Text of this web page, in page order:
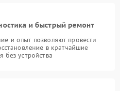
и быстрый ремонт
и опыт позволяют провести
в кратчайшие
без устройства